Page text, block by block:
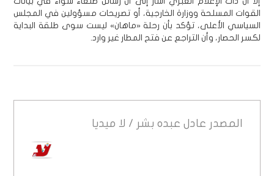
القوات المسلحة ووزارة الخارجية، أو تصريحات مسؤولين في المجلس
السياسي الأعلى، تؤكد بأن رحلة «ماهان» ليست سوى طلقة البداية
لكسر الحصار، وأن التراجع عن فتح المطار غير وارد.
المصدر عادل عبده بشر / لا ميديا